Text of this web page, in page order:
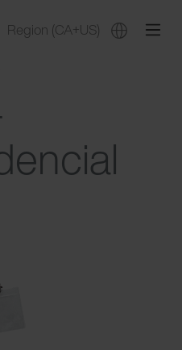
Region (CA+US)